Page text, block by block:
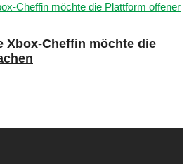
Xbox-Cheffin möchte die